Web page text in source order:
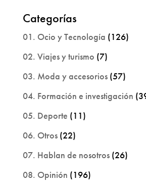
Categorías
01. Ocio y Tecnología (126)
02. Viajes y turismo (7)
03. Moda y accesorios(57)
04. Formación e investigación
05. Deporte (11)
06. Otros(22)
07. Hablan de nosotros(26)
08. Opinión (196)